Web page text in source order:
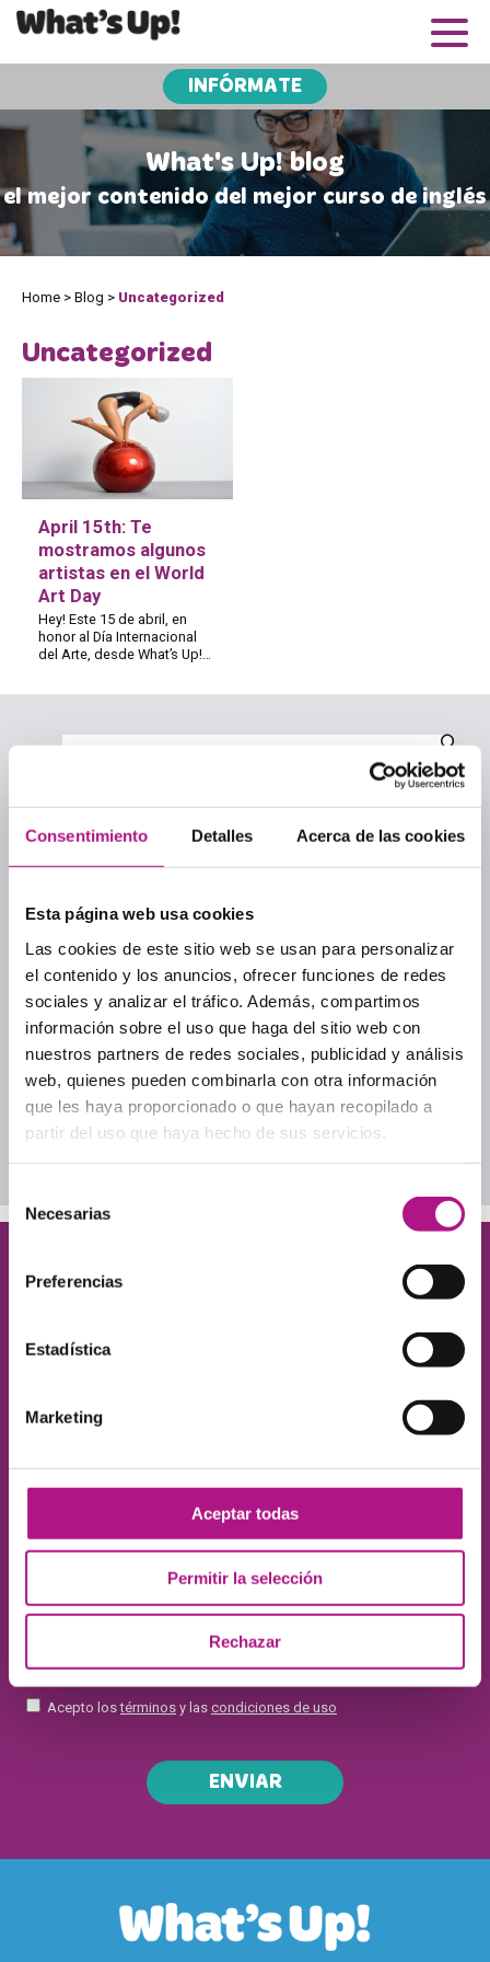
Consentimiento Detalles Acerca de las cookies
Esta página web usa cookies
Las cookies de este sitio web se usan para personalizar
el contenido y los anuncios, ofrecer funciones de redes
sociales y analizar el tráfico. Además, compartimos
información sobre el uso que haga del sitio web con
nuestros partners de redes sociales, publicidad y análisis
web, quienes pueden combinarla con otra información
que les haya proporcionado o que hayan recopilado a
partir del uso que haya hecho de sus servicios.
de Necesarias
Preferencias
Estadística
Marketing
Aceptar todas
Permitir la selección
Rechazar
INFÓRMATE
What's Up! blog
el mejor contenido del mejor curso de inglés
Home > Blog > Uncategorized
Uncategorized
April 15th: Te
mostramos algunos
artistas en el World
Art Day
Hey! Este 15 de abril, en
honor al Día Internacional
del Arte, desde What’s Up!…
Categorías
Academias de inglés
Aprender inglés
Culture
Guía para elegir academia
Inglés cotidiano
Inglés para adultos
Inglés para tu día a día profesional
Lección a Lección
Uncategorized
¡Queremos conocerte!
a conseguir el nivel de inglés que necesitas.
Acepto lostérminos y las condiciones de uso
ENVIAR